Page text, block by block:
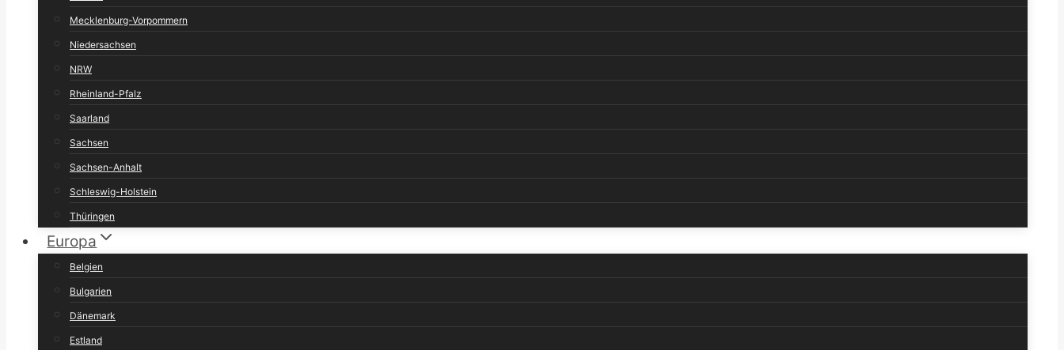
Mecklenburg-Vorpommern
Niedersachsen
NRW
Rheinland-Pfalz
Saarland
Sachsen
Sachsen-Anhalt
Schleswig-Holstein
Thüringen
Europa
Belgien
Bulgarien
Dänemark
Estland